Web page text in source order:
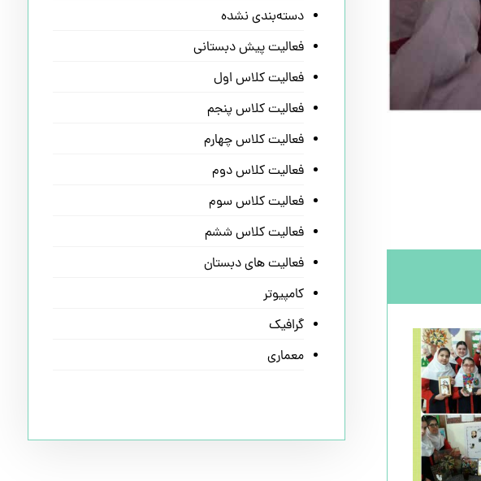
دسته‌بندی نشده
فعالیت پیش دبستانی
فعالیت کلاس اول
فعالیت کلاس پنجم
فعالیت کلاس چهارم
فعالیت کلاس دوم
فعالیت کلاس سوم
فعالیت کلاس ششم
فعالیت های دبستان
کامپیوتر
گرافیک
معماری